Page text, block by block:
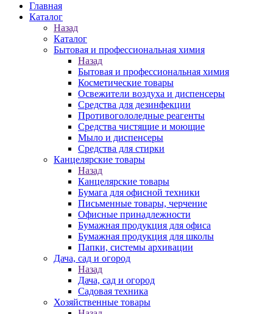
Главная
Каталог
Назад
Каталог
Бытовая и профессиональная химия
Назад
Бытовая и профессиональная химия
Косметические товары
Освежители воздуха и диспенсеры
Средства для дезинфекции
Противогололедные реагенты
Средства чистящие и моющие
Мыло и диспенсеры
Средства для стирки
Канцелярские товары
Назад
Канцелярские товары
Бумага для офисной техники
Письменные товары, черчение
Офисные принадлежности
Бумажная продукция для офиса
Бумажная продукция для школы
Папки, системы архивации
Дача, сад и огород
Назад
Дача, сад и огород
Садовая техника
Хозяйственные товары